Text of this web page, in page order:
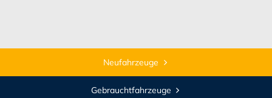
Neufahrzeuge
Gebrauchtfahrzeuge